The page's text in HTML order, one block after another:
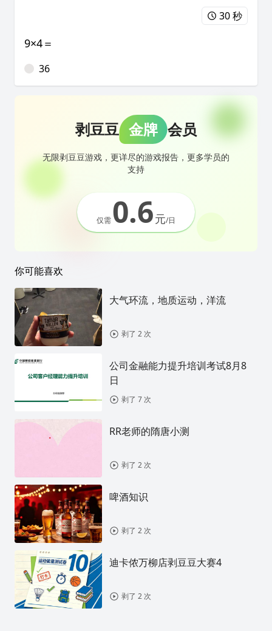
30 秒
9×4＝
36
剥豆豆 金牌 会员
无限剥豆豆游戏，更详尽的游戏报告，更多学员的
支持
仅需0.6元/日
你可能喜欢
大气环流，地质运动，洋流
剥了 2 次
公司金融能力提升培训考试8月8
日
剥了 7 次
RR老师的隋唐小测
剥了 2 次
啤酒知识
剥了 2 次
迪卡侬万柳店剥豆豆大赛4
剥了 2 次